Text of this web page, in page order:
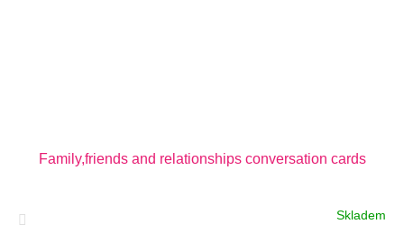
Family,friends and relationships conversation cards
Skladem